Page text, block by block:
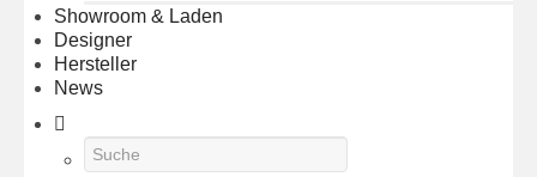
Showroom & Laden
Designer
Hersteller
News